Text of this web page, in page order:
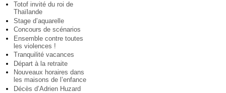
Totof invité du roi de
Thaïlande
Stage d’aquarelle
Concours de scénarios
Ensemble contre toutes
les violences !
Tranquilité vacances
Départ à la retraite
Nouveaux horaires dans
les maisons de l’enfance
Décès d’Adrien Huzard